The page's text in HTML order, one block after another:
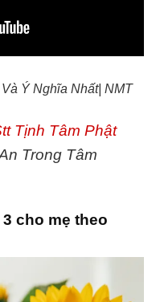
Ý Nghĩa Nhất| NMT
Tịnh Tâm Phật
Trong Tâm
cho mẹ theo